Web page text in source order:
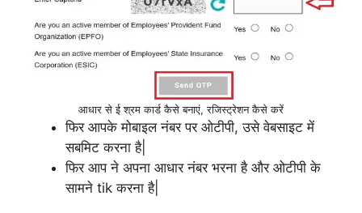
आधार से ई श्रम कार्ड कैसे बनाएं, रजिस्ट्रेशन कैसे करें
फिर आपके मोबाइल नंबर पर ओटीपी, उसे वेबसाइट में
सबमिट करना है|
फिर आप ने अपना आधार नंबर भरना है और ओटीपी के
सामने tik करना है|